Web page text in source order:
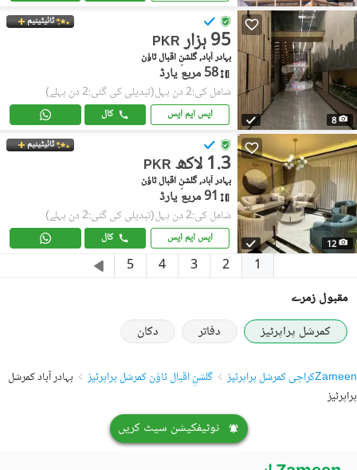
8
ٹائیٹینیم
PKR 95 ہزار
بہادر آباد, گلشنِ اقبال ٹاؤن
58 مربع یارڈ
شامل کی:2 دن پہل (تبدیلی کی گئی:2 دن پہلے)
ایس ایم ایس کال
12
ٹائیٹینیم
PKR 1.3 لاکھ
بہادر آباد, گلشنِ اقبال ٹاؤن
91 مربع یارڈ
شامل کی:2 دن پہل (تبدیلی کی گئی:2 دن پہلے)
ایس ایم ایس کال
1
2
3
4
5
مقبول زمرے
کمرشل پراپرٹیز
دفاتر دکان
Zameenکراچی کمرشل پراپرٹیز گلشنِ اقبال ٹاؤن کمرشل پراپرٹیز
بہادر آباد کمرشل
پراپرٹیز
نوٹیفکیشن سیٹ کریں